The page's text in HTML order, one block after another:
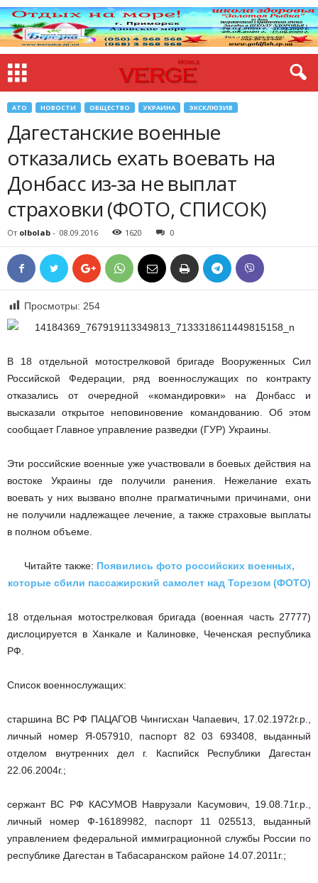
АТО НОВОСТИ ОБЩЕСТВО УКРАИНА ЭКСКЛЮЗИВ
Дагестанские военные
отказались ехать воевать на
Донбасс из-за не выплат
страховки (ФОТО, СПИСОК)
От olbolab - 08.09.2016 1620 0
Просмотры: 254
В 18 отдельной мотострелковой бригаде Вооруженных Сил
Российской Федерации, ряд военнослужащих по контракту
отказались от очередной «командировки» на Донбасс и
высказали открытое неповиновение командованию. Об этом
сообщает Главное управление разведки (ГУР) Украины.
Эти российские военные уже участвовали в боевых действия на
востоке Украины где получили ранения. Нежелание ехать
воевать у них вызвано вполне прагматичными причинами, они
не получили надлежащее лечение, а также страховые выплаты
в полном объеме.
Читайте также: Появились фото российских военных,
которые сбили пассажирский самолет над Торезом (ФОТО)
18 отдельная мотострелковая бригада (военная часть 27777)
дислоцируется в Ханкале и Калиновке, Чеченская республика
РФ.
Список военнослужащих:
старшина ВС РФ ПАЦАГОВ Чингисхан Чапаевич, 17.02.1972г.р.,
личный номер Я-057910, паспорт 82 03 693408, выданный
отделом внутренних дел г. Каспийск Республики Дагестан
22.06.2004г.;
сержант ВС РФ КАСУМОВ Наврузали Касумович, 19.08.71г.р.,
личный номер Ф-16189982, паспорт 11 025513, выданный
управлением федеральной иммиграционной службы России по
республике Дагестан в Табасаранском районе 14.07.2011г.;